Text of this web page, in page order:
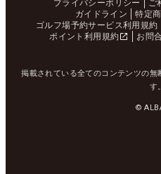
プライバシーポリシー
ご
ガイドライン
特定
ゴルフ場予約サービス利用規約
ポイント利用規約
お問
掲載されている全てのコンテンツの
す。
©